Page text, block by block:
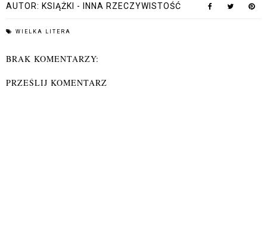
AUTOR: KSIĄŻKI - INNA RZECZYWISTOŚĆ
WIELKA LITERA
BRAK KOMENTARZY:
PRZEŚLIJ KOMENTARZ